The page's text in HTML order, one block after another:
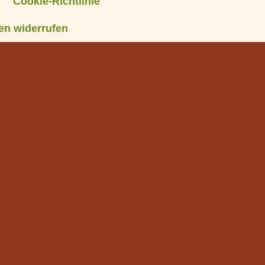
widerrufen